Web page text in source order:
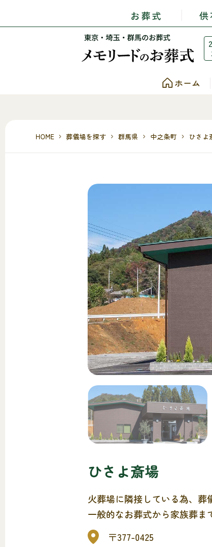
お葬式
ホーム
HOME 葬儀場を探す 群馬県 中之条町 ひさよ
ひさよ斎場
火葬場に隣接している為、葬
一般的なお葬式から家族葬ま
〒377-0425